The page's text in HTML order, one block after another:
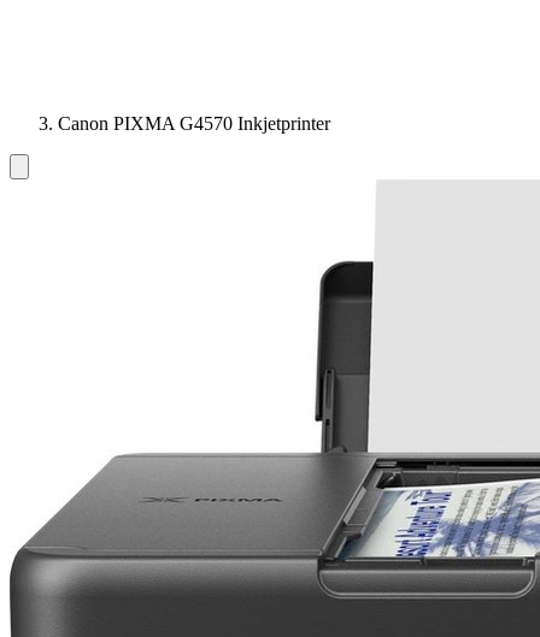
Canon PIXMA G4570 Inkjetprinter